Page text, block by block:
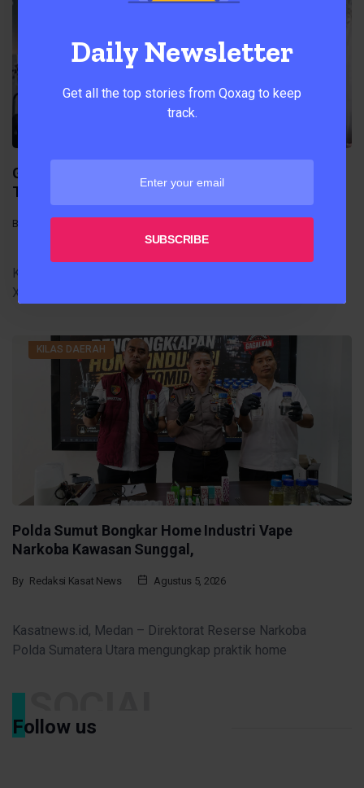
Gelar Perpisahan Siswa, Ketua Alumni Teknologi
Teladan Medan Sampaikan Motivasi
Kasatnews.id,Medan – Acara perpisahan siswa/i kelas
XII SMK-SMA Swasta Teladan Medan Tahun
By Kasatnews
KILAS DAERAH
Polda Sumut Bongkar Home Industri Vape
Narkoba Kawasan Sunggal,
Kasatnews.id, Medan – Direktorat Reserse Narkoba
Polda Sumatera Utara mengungkap praktik home
By Redaksi Kasat News Agustus 5, 2026
SOCIAL
Follow us
Daily Newsletter
Get all the top stories from Qoxag to keep
track.
SUBSCRIBE